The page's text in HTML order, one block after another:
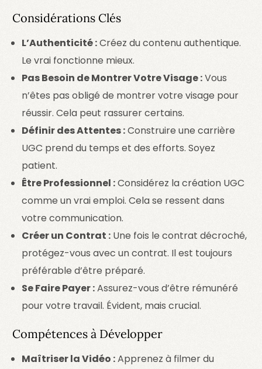
Considérations Clés
L’Authenticité :Créez du contenu authentique.
Le vrai fonctionne mieux.
Pas Besoin de Montrer Votre Visage :Vous
n’êtes pas obligé de montrer votre visage pour
réussir. Cela peut rassurer certains.
Définir des Attentes :Construire une carrière
UGC prend du temps et des efforts. Soyez
patient.
Être Professionnel :Considérez la création UGC
comme un vrai emploi. Cela se ressent dans
votre communication.
Créer un Contrat : Une fois le contrat décroché,
protégez-vous avec un contrat. Il est toujours
préférable d’être préparé.
Se Faire Payer :Assurez-vous d’être rémunéré
pour votre travail. Évident, mais crucial.
Compétences à Développer
Maîtriser la Vidéo :Apprenez à filmer du